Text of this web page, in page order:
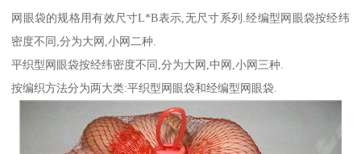
网眼袋的规格用有效尺寸L*B表示,无尺寸系列.经编型网眼袋按经纬
密度不同,分为大网,小网二种.
平织型网眼袋按经纬密度不同,分为大网,中网,小网三种.
按编织方法分为两大类:平织型网眼袋和经编型网眼袋.